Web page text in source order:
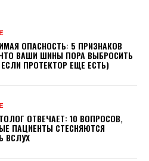
ОПАСНОСТЬ: 5 ПРИЗНАКОВ
ВАШИ ШИНЫ ПОРА ВЫБРОСИТЬ
ПРОТЕКТОР ЕЩЕ ЕСТЬ)
ОТВЕЧАЕТ: 10 ВОПРОСОВ,
ПАЦИЕНТЫ СТЕСНЯЮТСЯ
ВСЛУХ